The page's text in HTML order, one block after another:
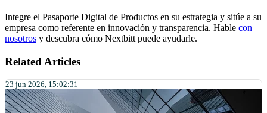
Integre el Pasaporte Digital de Productos en su estrategia y sitúe a su
empresa como referente en innovación y transparencia. Hable con
nosotros y descubra cómo Nextbitt puede ayudarle.
Related Articles
23 jun 2026, 15:02:31